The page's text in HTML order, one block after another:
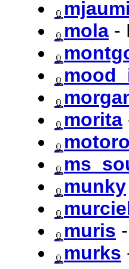
mola -
morita
munky
muris
murks